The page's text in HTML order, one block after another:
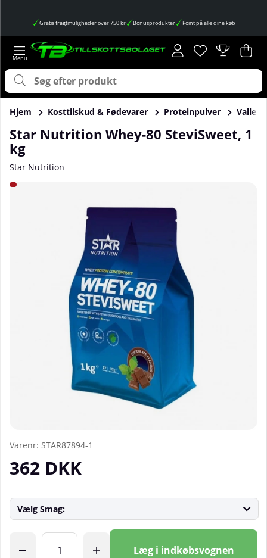
Gratis fragtmuligheder over 750 kr Bonusprodukter Point på alle dine køb
Ønskeliste
Antal på
. .
Hjem Kosttilskud & Fødevarer Proteinpulver
Star Nutrition Whey-80 SteviSweet, 1
kg
Star Nutrition
Produktbilleder Star Nutrition Whey-80 SteviSweet, 1 kg
Varenr: STAR87894-1
362 DKK
Vælg Smag:
Læg i indkøbsvognen